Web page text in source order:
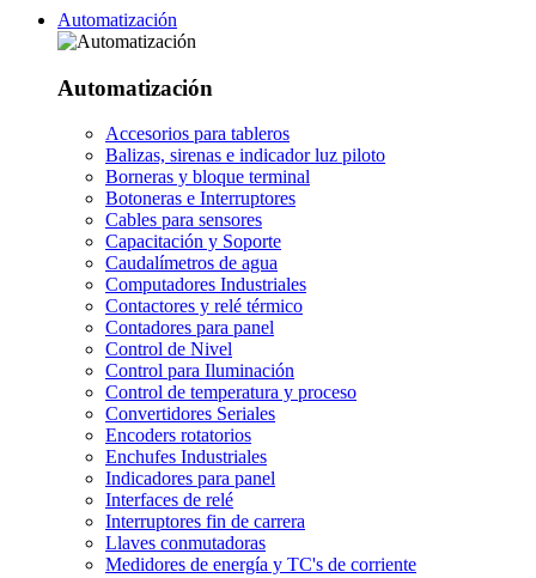
Automatización
Automatización
Accesorios para tableros
Balizas, sirenas e indicador luz piloto
Borneras y bloque terminal
Botoneras e Interruptores
Cables para sensores
Capacitación y Soporte
Caudalímetros de agua
Computadores Industriales
Contactores y relé térmico
Contadores para panel
Control de Nivel
Control para Iluminación
Control de temperatura y proceso
Convertidores Seriales
Encoders rotatorios
Enchufes Industriales
Indicadores para panel
Interfaces de relé
Interruptores fin de carrera
Llaves conmutadoras
Medidores de energía y TC's de corriente